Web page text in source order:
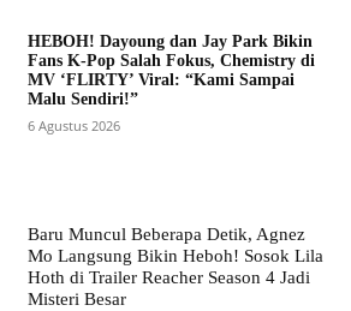
HEBOH! Dayoung dan Jay Park Bikin
Fans K-Pop Salah Fokus, Chemistry di
MV ‘FLIRTY’ Viral: “Kami Sampai
Malu Sendiri!”
6 Agustus 2026
Baru Muncul Beberapa Detik, Agnez
Mo Langsung Bikin Heboh! Sosok Lila
Hoth di Trailer Reacher Season 4 Jadi
Misteri Besar